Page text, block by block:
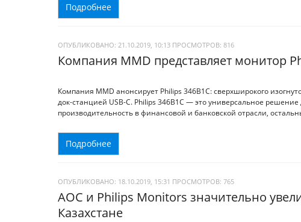
Подробнее
ОПУБЛИКОВАНО: 21.10.2019, 10:13 ПРОСМОТРОВ: 816
Компания MMD представляет монитор
Компания MMD анонсирует Philips 346B1C: сверхширокого
док-станцией USB-C. Philips 346B1C — это универсальное
производительность в финансовой и банковской отрасли,
Подробнее
ОПУБЛИКОВАНО: 18.10.2019, 15:31 ПРОСМОТРОВ: 765
AOC и Philips Monitors значительно
Казахстане